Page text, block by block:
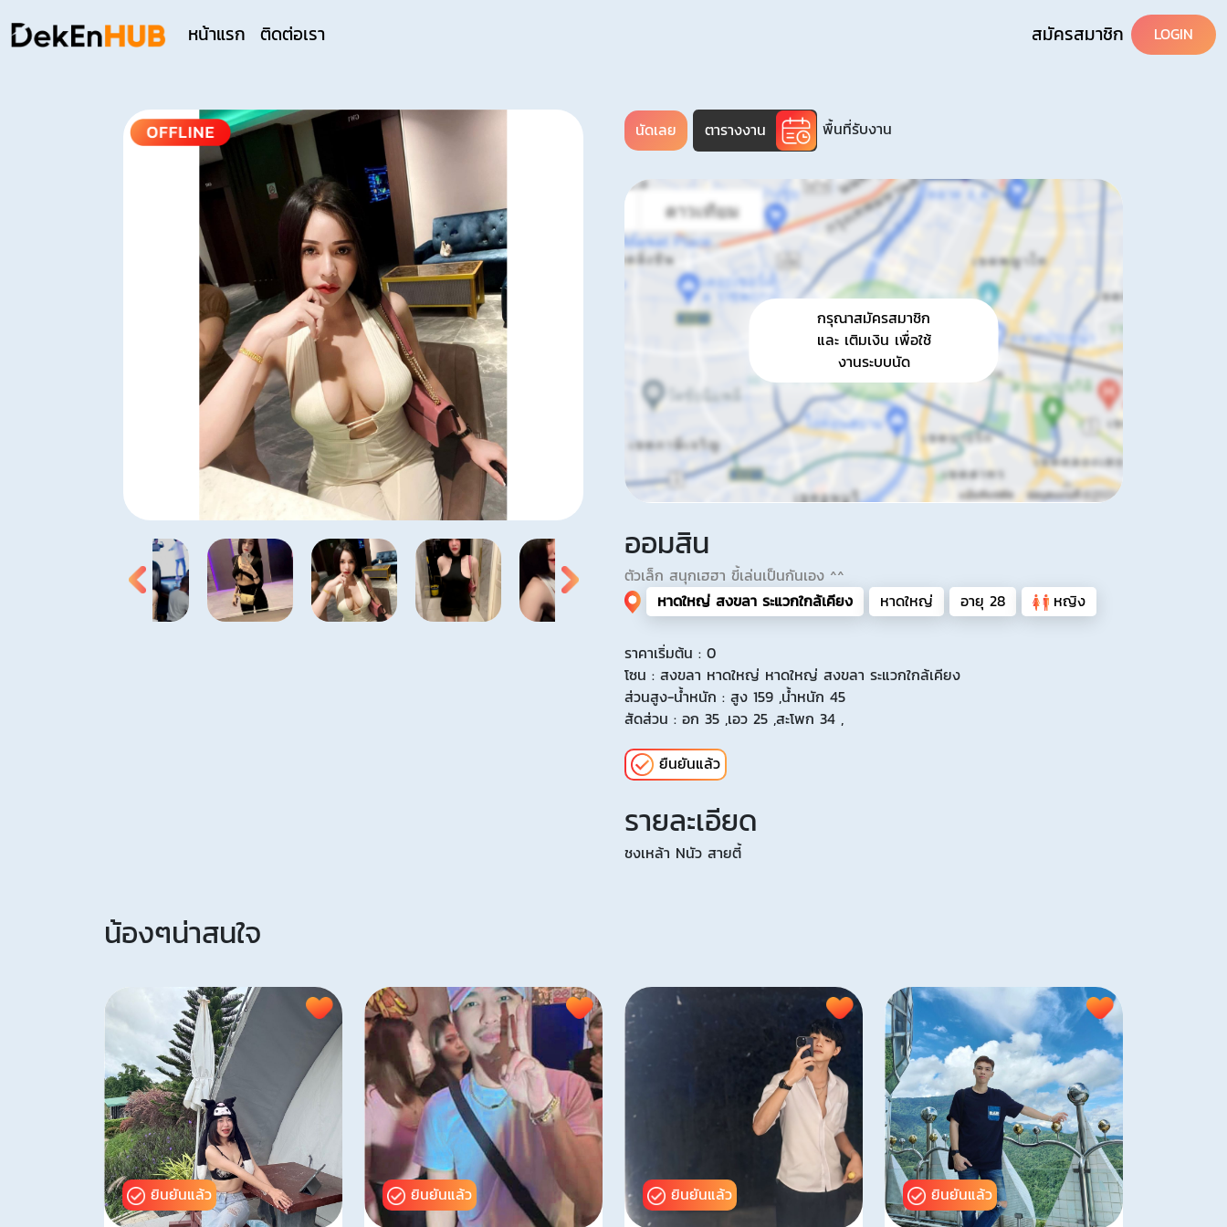
หน้าแรก ติดต่อเรา สมัครสมาชิก LOGIN
นัดเลย ตารางงาน พื้นที่รับงาน
กรุณาสมัครสมาชิก
และ เติมเงิน เพื่อใช้
งานระบบนัด
ออมสิน
ตัวเล็ก สนุกเฮฮา ขี้เล่นเป็นกันเอง ^^
หาดใหญ่ สงขลา ระแวกใกล้เคียง
หาดใหญ่ อายุ 28 หญิง
ราคาเริ่มต้น : 0
โซน : สงขลา หาดใหญ่ หาดใหญ่ สงขลา ระแวกใกล้เคียง
ส่วนสูง-น้ำหนัก : สูง 159 ,น้ำหนัก 45
สัดส่วน : อก 35 ,เอว 25 ,สะโพก 34 ,
ยืนยันแล้ว
รายละเอียด
ชงเหล้า Nนัว สายตี้
น้องๆน่าสนใจ
ยินยันแล้ว ยินยันแล้ว ยินยันแล้ว ยินยันแล้ว